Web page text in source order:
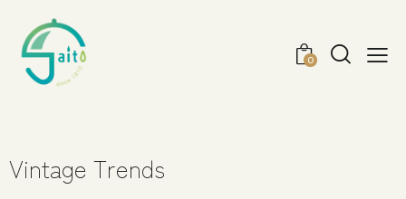
0
Vintage Trends